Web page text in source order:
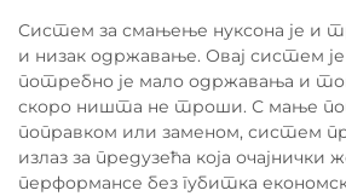
Систем за смањење нуксона је и
и низак одржавање. Овај систем
потребно је мало одржавања и
скоро ништа не троши. С мање
поправком или заменом, систем
излаз за предузећа која очајнички
перформансе без губитка